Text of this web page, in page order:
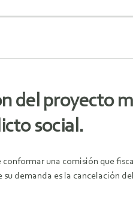
del proyecto
social.
una comisión que
su demanda es la cancelación